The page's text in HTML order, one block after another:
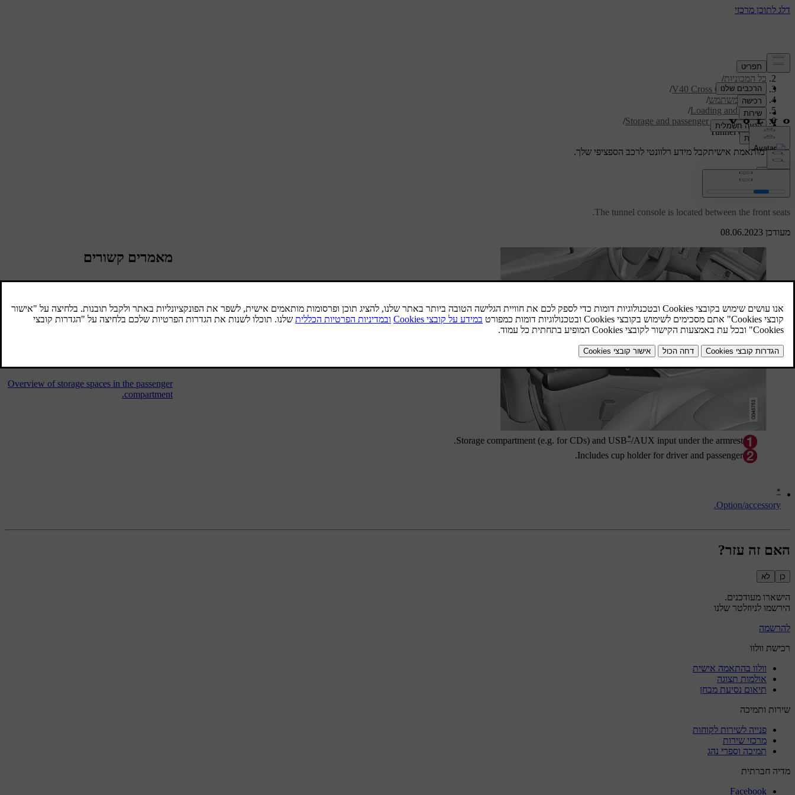
תמיכה/
כל המכוניות/
V40 Cross Country 2019
/
מדריך למשתמש/
Loading and storage
/
Storage and passenger compartment
/
Tunnel console
תמיכה מותאמת אישיתקבל מידע רלוונטי לרכב הספציפי שלך.
מעודכן 08.06.2023
Tunnel console
The tunnel console is located between the front seats.
Storage compartment (e.g. for CDs) and USB*/AUX input under the armrest.
Includes cup holder for driver and passenger.
*
Option/accessory.
מאמרים קשורים
The tunnel console is located between the
Overview of storage spaces in the passenger
compartment.
האם זה עזר?
כן לא